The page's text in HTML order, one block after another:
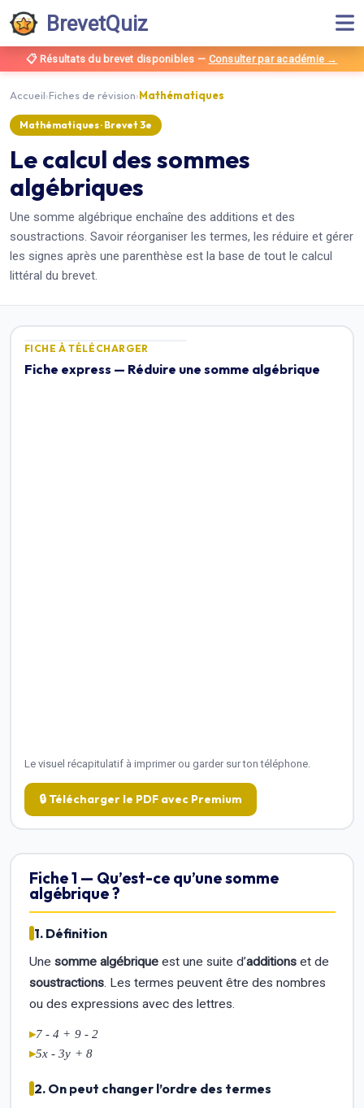
BrevetQuiz
📋 Résultats du brevet disponibles — Consulter par académie →
Accueil›Fiches de révision›Mathématiques
Mathématiques· Brevet 3e
Le calcul des sommes
algébriques
Une somme algébrique enchaîne des additions et des
soustractions. Savoir réorganiser les termes, les réduire et gérer
les signes après une parenthèse est la base de tout le calcul
littéral du brevet.
FICHE À TÉLÉCHARGER
Fiche express — Réduire une somme algébrique
Le visuel récapitulatif à imprimer ou garder sur ton téléphone.
🔒 Télécharger le PDF avec Premium
Fiche 1 — Qu’est-ce qu’une somme
algébrique ?
1. Définition
Une somme algébriqueest une suite d’additionset de
soustractions. Les termes peuvent être des nombres
ou des expressions avec des lettres.
▸7 - 4 + 9 - 2
▸5x - 3y + 8
2. On peut changer l’ordre des termes